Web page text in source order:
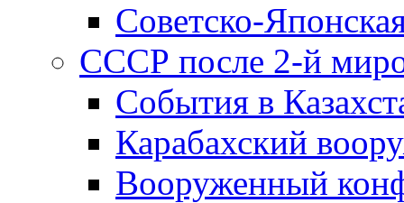
Советско-
СССР после 2-й
События в
Карабахский
Вооруженный